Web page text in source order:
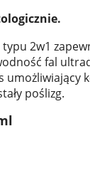
2w1
fal
umożliwiający
poślizg.